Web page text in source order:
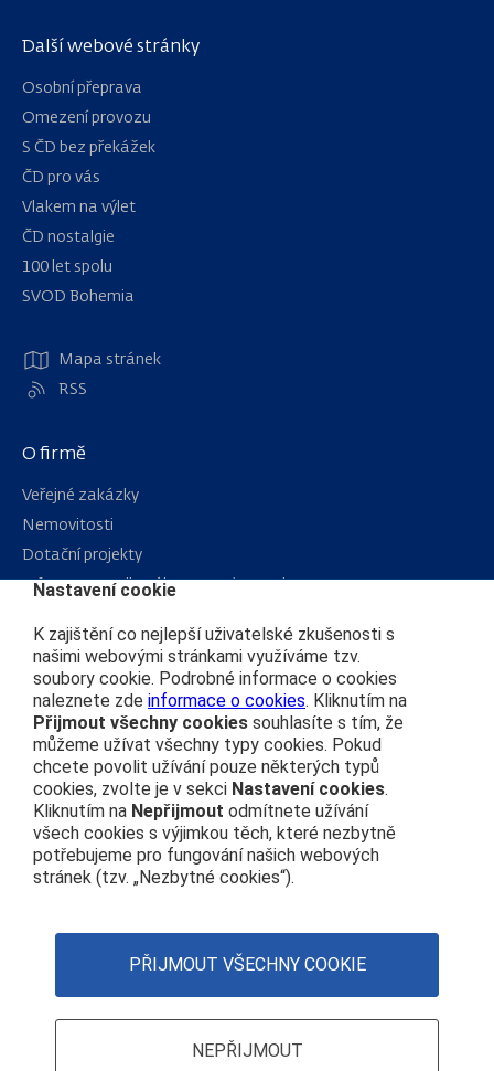
Centrála
Nábřeží Ludvíka Svobody 1222 110 15 Praha 1
Další webové stránky
Osobní přeprava
Omezení provozu
S ČD bez překážek
ČD pro vás
Vlakem na výlet
ČD nostalgie
100 let spolu
SVOD Bohemia
Mapa stránek
RSS
Čím se řídíme
Ochrana osobních údajů
Prohlášení o přístupnosti
Zásady používání cookies
Nastavení cookies
O firmě
Veřejné zakázky
Nemovitosti
Dotační projekty
Informace podle zákona 106/1999 Sb.
Nastavení cookie
K zajištění co nejlepší uživatelské zkušenosti s
našimi webovými stránkami využíváme tzv.
soubory cookie. Podrobné informace o cookies
naleznete zde informace o cookies. Kliknutím na
Přijmout všechny cookies souhlasíte s tím, že
můžeme užívat všechny typy cookies. Pokud
chcete povolit užívání pouze některých typů
cookies, zvolte je v sekci Nastavení cookies.
Kliknutím na Nepřijmout odmítnete užívání
všech cookies s výjimkou těch, které nezbytně
potřebujeme pro fungování našich webových
stránek (tzv. „Nezbytné cookies“).
PŘIJMOUT VŠECHNY COOKIE
NEPŘIJMOUT